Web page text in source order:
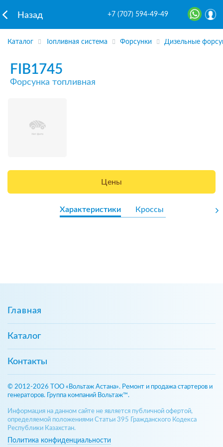
Назад +7 (707) 594-49-49
Каталог Топливная система Форсунки Дизельные
FIB1745
Форсунка топливная
Цены
Характеристики Кроссы
Главная
Каталог
Контакты
© 2012-2026 ТОО «Вольтаж Астана». Ремонт и продажа стартеров и
генераторов. Группа компаний Вольтаж™.
Информация на данном сайте не является публичной офертой,
определяемой положениями Статьи 395 Гражданского Кодекса
Республики Казахстан.
Политика конфиденциальности